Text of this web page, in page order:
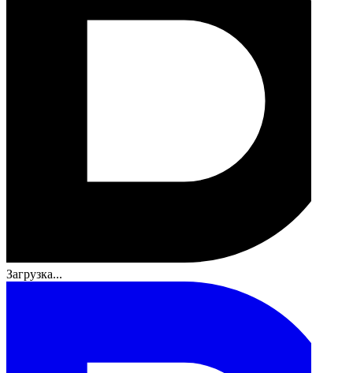
Загрузка...